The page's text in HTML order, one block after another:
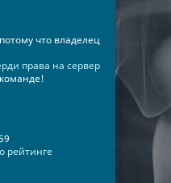
что владелец
права на сервер
рейтинге